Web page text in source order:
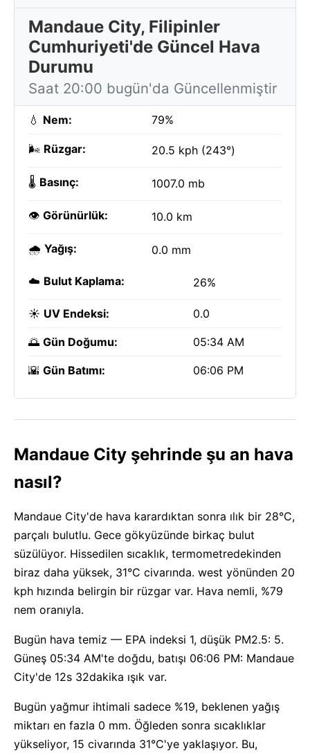
Mandaue City, Filipinler
Cumhuriyeti'de Güncel Hava
Durumu
Saat 20:00 bugün'da Güncellenmiştir
💧 Nem: 79%
🌬️ Rüzgar: 20.5 kph (243°)
🌡️ Basınç: 1007.0 mb
👁️ Görünürlük: 10.0 km
🌧️ Yağış: 0.0 mm
☁️ Bulut Kaplama: 26%
☀️ UV Endeksi: 0.0
🌅 Gün Doğumu: 05:34 AM
🌇 Gün Batımı: 06:06 PM
Mandaue City şehrinde şu an hava
nasıl?
Mandaue City'de hava karardıktan sonra ılık bir 28°C,
parçalı bulutlu. Gece gökyüzünde birkaç bulut
süzülüyor. Hissedilen sıcaklık, termometredekinden
biraz daha yüksek, 31°C civarında. west yönünden 20
kph hızında belirgin bir rüzgar var. Hava nemli, %79
nem oranıyla.
Bugün hava temiz — EPA indeksi 1, düşük PM2.5: 5.
Güneş 05:34 AM'te doğdu, batışı 06:06 PM: Mandaue
City'de 12s 32dakika ışık var.
Bugün yağmur ihtimali sadece %19, beklenen yağış
miktarı en fazla 0 mm. Öğleden sonra sıcaklıklar
yükseliyor, 15 civarında 31°C'ye yaklaşıyor. Bu,